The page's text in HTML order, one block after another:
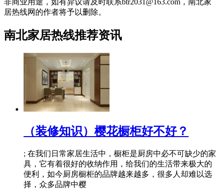
居热线网的作者将予以删除。
南北家居热线推荐资讯
（装修知识）樱花橱柜好不好？
; 在我们日常家居生活中，橱柜是厨房中必不可缺少的家
具，它有着很好的收纳作用，给我们的生活带来极大的
便利，如今厨房橱柜的品牌越来越多，很多人却难以选
择，众多品牌中樱